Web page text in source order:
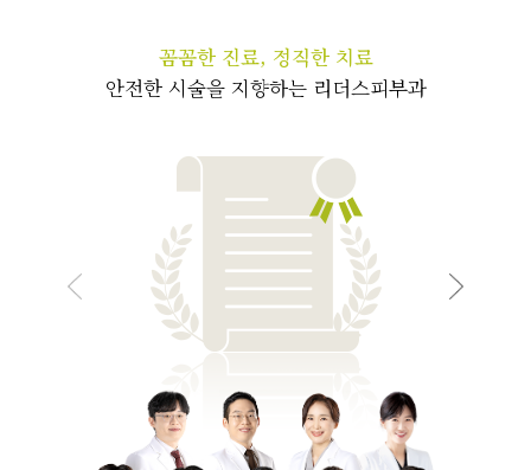
꼼꼼한 진료, 정직한 치료
안전한 시술을 지향하는 리더스피부과